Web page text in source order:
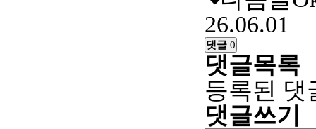
26.06.01
댓글 0
댓글목록
등록된 댓
댓글쓰기